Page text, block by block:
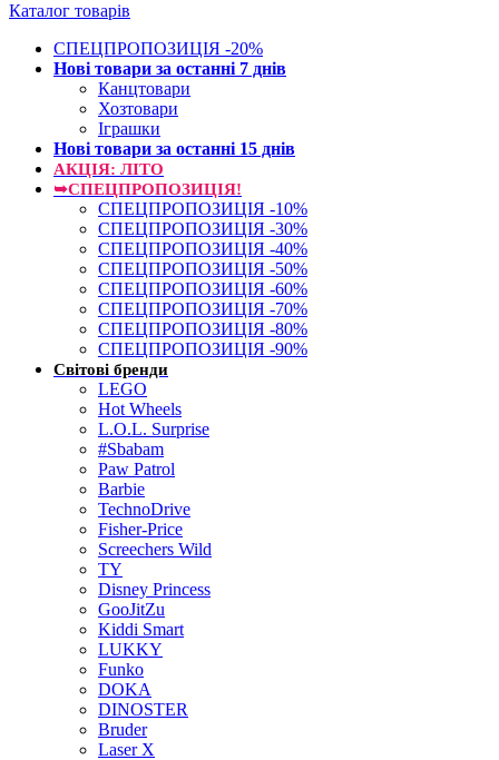
Каталог товарів
СПЕЦПРОПОЗИЦІЯ -20%
Нові товари за останнi 7 днiв
Канцтовари
Хозтовари
Іграшки
Нові товари за останнi 15 днiв
АКЦІЯ: ЛІТО
➥СПЕЦПРОПОЗИЦІЯ!
СПЕЦПРОПОЗИЦІЯ -10%
СПЕЦПРОПОЗИЦІЯ -30%
СПЕЦПРОПОЗИЦІЯ -40%
СПЕЦПРОПОЗИЦІЯ -50%
СПЕЦПРОПОЗИЦІЯ -60%
СПЕЦПРОПОЗИЦІЯ -70%
СПЕЦПРОПОЗИЦІЯ -80%
СПЕЦПРОПОЗИЦІЯ -90%
Світові бренди
LEGO
Hot Wheels
L.O.L. Surprise
#Sbabam
Paw Patrol
Barbie
TechnoDrive
Fisher-Price
Screechers Wild
TY
Disney Princess
GooJitZu
Kiddi Smart
LUKKY
Funko
DOKA
DINOSTER
Bruder
Laser X